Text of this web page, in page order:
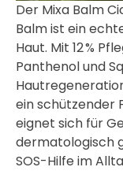
Der Mixa Balm
Balm ist ein
Haut. Mit 12 %
Panthenol und
ein schützender
eignet sich für
dermatologisch
SOS-Hilfe im